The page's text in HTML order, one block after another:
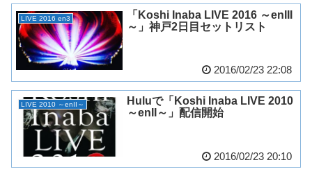
LIVE 2016 en3
「Koshi Inaba LIVE 2016 ～enIII
～」神戸2日目セットリスト
2016/02/23 22:08
LIVE 2010 ～enII～
Huluで「Koshi Inaba LIVE 2010
～enII～」配信開始
2016/02/23 20:10